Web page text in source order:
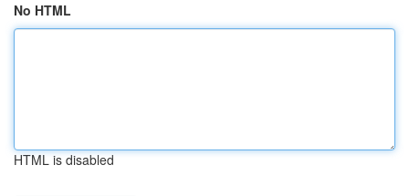
No HTML
HTML is disabled